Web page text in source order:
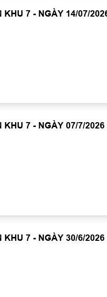
KHU 7 - NGÀY 14/07/
KHU 7 - NGÀY 07/7/2026
KHU 7 - NGÀY 30/6/2026